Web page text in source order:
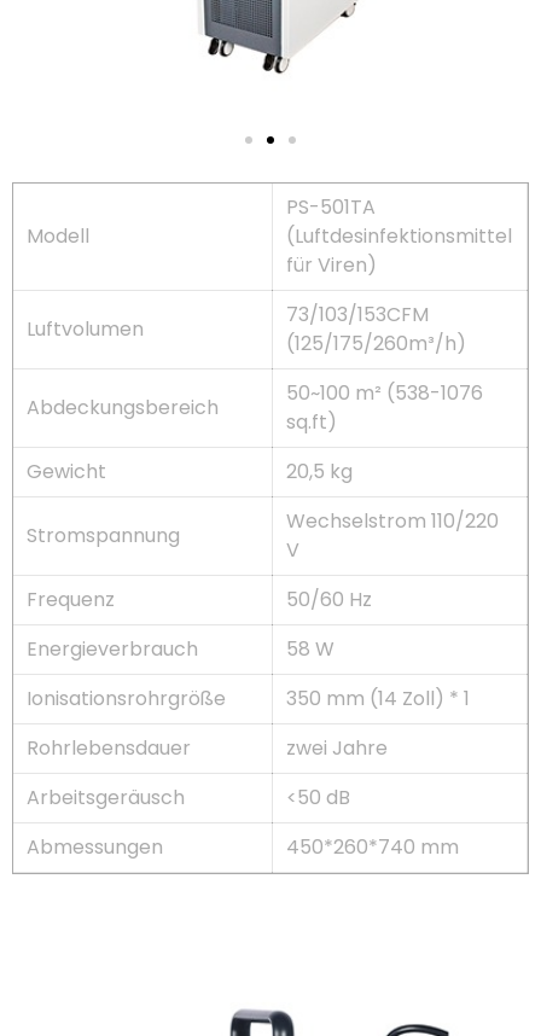
Modell
PS-501TA
(Luftdesinfektionsmittel
für Viren)
Luftvolumen
73/103/153CFM
(125/175/260m³/h)
Abdeckungsbereich
50~100 m² (538-1076
sq.ft)
Gewicht
20,5 kg
Stromspannung
Wechselstrom 110/220
V
Frequenz
50/60 Hz
Energieverbrauch
58 W
Ionisationsrohrgröße
350 mm (14 Zoll) * 1
Rohrlebensdauer
zwei Jahre
Arbeitsgeräusch
<50 dB
Abmessungen
450*260*740 mm